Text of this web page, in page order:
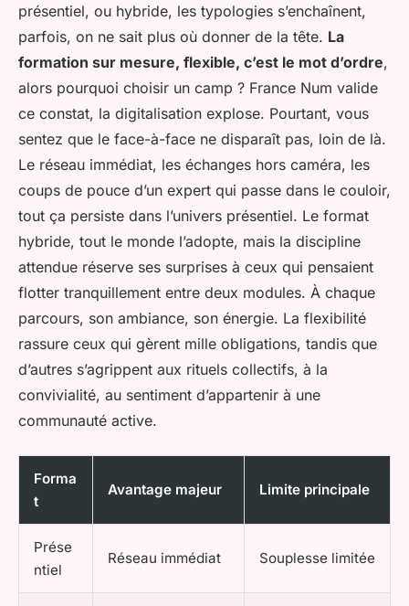
présentiel, ou hybride, les typologies s’enchaînent,
parfois, on ne sait plus où donner de la tête. La
formation sur mesure, flexible, c’est le mot d’ordre,
alors pourquoi choisir un camp ? France Num valide
ce constat, la digitalisation explose. Pourtant, vous
sentez que le face-à-face ne disparaît pas, loin de là.
Le réseau immédiat, les échanges hors caméra, les
coups de pouce d’un expert qui passe dans le couloir,
tout ça persiste dans l’univers présentiel. Le format
hybride, tout le monde l’adopte, mais la discipline
attendue réserve ses surprises à ceux qui pensaient
flotter tranquillement entre deux modules. À chaque
parcours, son ambiance, son énergie. La flexibilité
rassure ceux qui gèrent mille obligations, tandis que
d’autres s’agrippent aux rituels collectifs, à la
convivialité, au sentiment d’appartenir à une
communauté active.
Forma
t
Avantage majeur Limite principale
Prése
ntiel
Réseau immédiat Souplesse limitée